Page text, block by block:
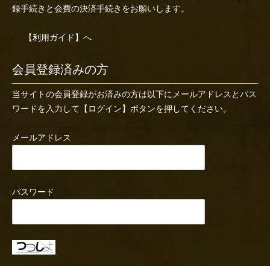
録手続きと会費の決済手続きをお願いします。
【利用ガイド】へ
会員登録済みの方
当サイトの会員登録がお済みの方は以下にメールアドレスとパス
ワードを入力して【ログイン】ボタンを押してください。
メールアドレス
パスワード